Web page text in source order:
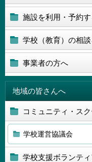
施設を利用・予約す
学校（教育）の相
事業者の方へ
地域の皆さんへ
コミュニティ・ス
学校運営協議会
学校支援ボランティ